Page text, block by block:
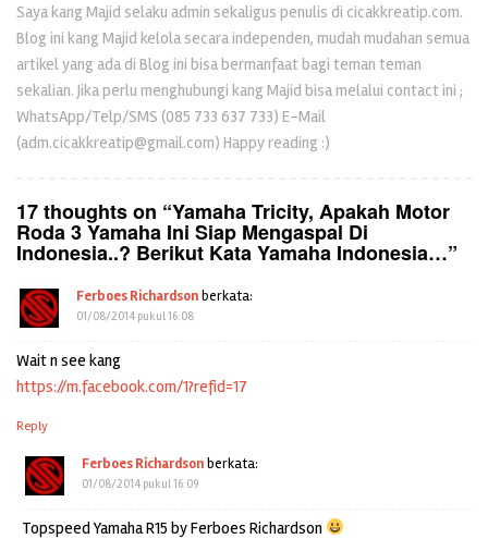
Saya kang Majid selaku admin sekaligus penulis di cicakkreatip.com.
Blog ini kang Majid kelola secara independen, mudah mudahan semua
artikel yang ada di Blog ini bisa bermanfaat bagi teman teman
sekalian. Jika perlu menghubungi kang Majid bisa melalui contact ini ;
WhatsApp/Telp/SMS (085 733 637 733) E-Mail
(adm.cicakkreatip@gmail.com) Happy reading :)
17 thoughts on “Yamaha Tricity, Apakah Motor
Roda 3 Yamaha Ini Siap Mengaspal Di
Indonesia..? Berikut Kata Yamaha Indonesia…”
Ferboes Richardsonberkata:
01/08/2014 pukul 16:08
Wait n see kang
https://m.facebook.com/1?refid=17
Reply
Ferboes Richardsonberkata:
01/08/2014 pukul 16:09
Topspeed Yamaha R15 by Ferboes Richardson